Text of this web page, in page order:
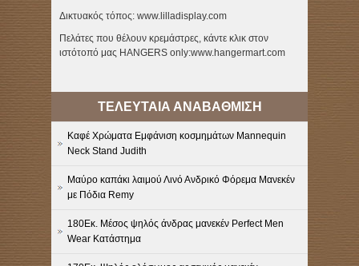
Δικτυακός τόπος: www.lilladisplay.com
Πελάτες που θέλουν κρεμάστρες, κάντε κλικ στον
ιστότοπό μας HANGERS only:www.hangermart.com
ΤΕΛΕΥΤΑΙΑ ΑΝΑΒΑΘΜΙΣΗ
Καφέ Χρώματα Εμφάνιση κοσμημάτων Mannequin
Neck Stand Judith
Μαύρο καπάκι λαιμού Λινό Ανδρικό Φόρεμα Μανεκέν
με Πόδια Remy
180Εκ. Μέσος ψηλός άνδρας μανεκέν Perfect Men
Wear Κατάστημα